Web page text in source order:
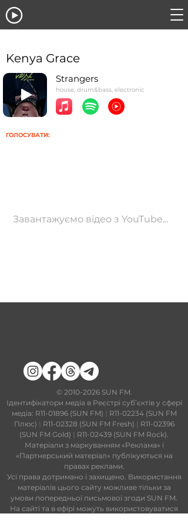
Kenya Grace
Strangers
house, drum&bass, electronic
ГОЛОСУВАТИ:
Завантажуємо відео з YouTube...
​© 2010-2026SUN FM.
Ідентифікатори медіа в Реєстрі суб’єктів у сфері
медіа: R11-01896 (SUN FM) | R11-02234 (SUN FM
Плюс) | R11-02328 (SUN FM Fresh) | R11-02396
(SUN FM Gold) | R11-02439 (SUN FM Rock).
Матеріали з маркуванням «Реклама» і
«Партнерський матеріал» публікуються на
правах реклами.
Усі права дотримано і захищено. Використання
матеріалів цього сайту можливе тільки за
умови попередньої письмової згоди SUN FM.
На сайті та в ефірі можуть використовуватися